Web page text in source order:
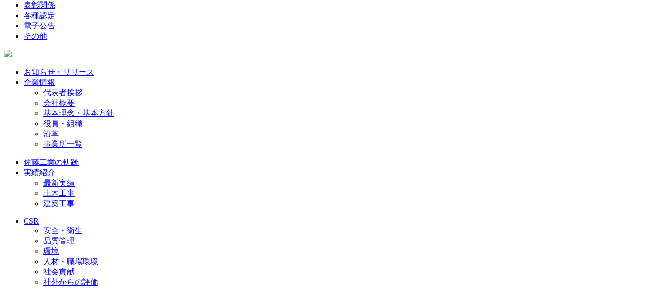
表彰関係
各種認定
電子公告
その他
お知らせ・リリース
企業情報
代表者挨拶
会社概要
基本理念・基本方針
役員・組織
沿革
事業所一覧
佐藤工業の軌跡
実績紹介
最新実績
土木工事
建築工事
CSR
安全・衛生
品質管理
環境
人材・職場環境
社会貢献
社外からの評価